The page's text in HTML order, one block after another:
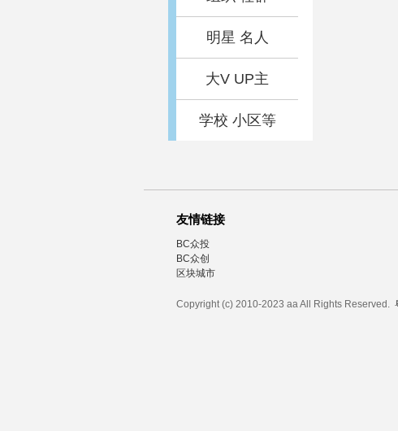
明星 名人
大V UP主
学校 小区等
友情链接
BC众投
BC众创
区块城市
Copyright (c) 2010-2023 aa All Rights Reserved.